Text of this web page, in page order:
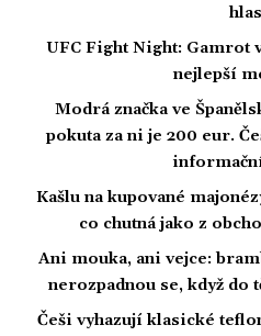
hlas
UFC Fight Night: Gamrot
nejlepší
Modrá značka ve
pokuta za ni je 200 eur.
Kašlu na kupované
co chutná jako z
Ani mouka, ani vejce:
nerozpadnou se, když do
Češi vyhazují klasické